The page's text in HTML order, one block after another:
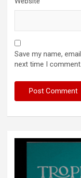
Save my name,
next time I comment.